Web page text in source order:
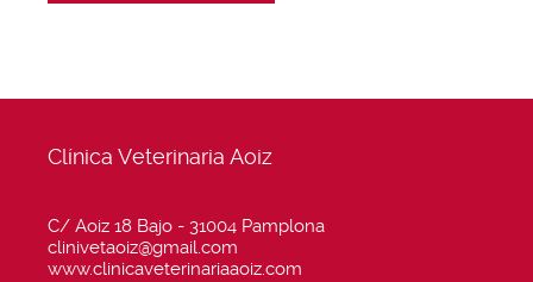
Clínica Veterinaria Aoiz
C/ Aoiz 18 Bajo - 31004 Pamplona
clinivetaoiz@gmail.com
www.clinicaveterinariaaoiz.com